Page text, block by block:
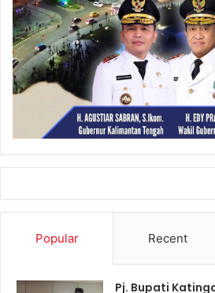
Popular Recent
Pj. Bupati